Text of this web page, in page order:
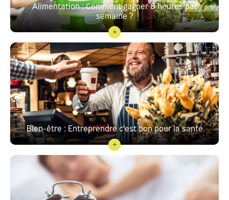
Alimentation : Comment gagner 8 heures par
semaine ?
Bien-être : Entreprendre c’est bon pour la santé